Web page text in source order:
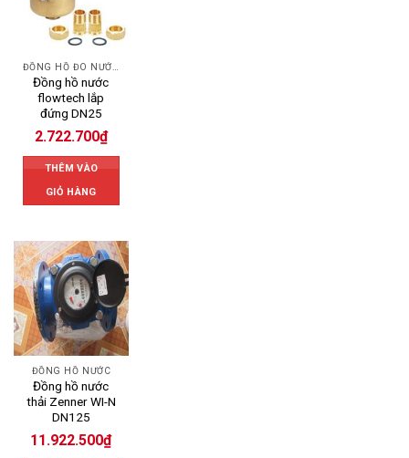
Đồng hồ nước
flowtech lắp
đứng DN25
2.722.700₫
THÊM VÀO
GIỎ HÀNG
ĐỒNG HỒ NƯỚC
Đồng hồ nước
thải Zenner WI-N
DN125
11.922.500₫